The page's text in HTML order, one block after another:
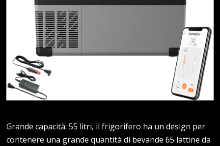
Grande capacità: 55 litri, il frigorifero ha un design per
contenere una grande quantità di bevande 65 lattine da